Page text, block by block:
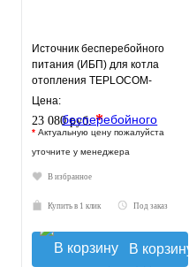
Источник бесперебойного
питания (ИБП) для котла
отопления TEPLOCOM-
250+26
Цена:
23 080 руб.*
* Актуальную цену пожалуйста
уточните у менеджера
В избранное
Купить в 1 клик Под заказ
В корзину